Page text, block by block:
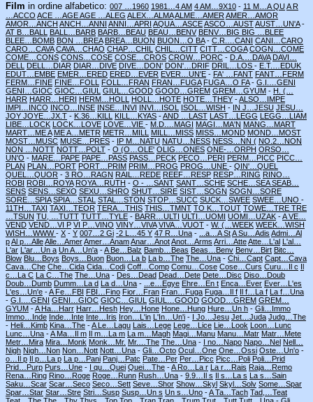
Film in ordine alfabetico: 007 …1960 1981…4 AM 4 AM…9X10 - 11 M…A QUA R
…ACCO ACE …AGEAGE …ALEG ALEX…ALMAALME…AMERAMER…AMOR
AMOR…ANCH ANCH…ANNI ANNI…APRI AQUA…ASCEASCO…AUSTAUST…UN'A-
AT B…BALL BALL…BARB BARB…BEAU BEAU…BENV BENV…BIG BIG …BLEE
BLEE…BOMB BON …BREA BREA…BUON BUON…O BA- C.R.…CANI CANI…CARO
CARO…CAVA CAVA…CHAO CHAP…CHIL CHIL…CITT CITT…COGA COGN…COME
COME…CONS CONS…COSE COSE…CROS CROW…PORC - D.A.…DAVA DAVI…
DELL DELL…DIAR DIAR…DIVE DIVE…DON' DON'…DRIF DRIL…LOS - E.T.…EDUK
EDUT…EMBE EMER…ERED ERED…EVER EVER…UN'E - FA' …FANT FANT…FERM
FERM…FINE FINE…FOLL FOLL…FRAN FRAN…FUGA FUGA…O FA- G.I.…GENI
GENI…GIOC GIOC…GIUL GIUL…GOOD GOOD…GREM GREM…GYUM - H. (…
HARR HARR…HERI HERM…HOLL HOLL…HOTE HOTE…THEY -ALSO…IMPE
IMPI…INCO INCO…INSE INSE…INVI INVI…ISOL ISOL…WISH - IN J…JESU JESU…
JOY JOYE…JX.T - K.36…KILL KILL…KYAS -AND …LAST LAST…LEGG LEGG…LIAM
LIBE…LOCK LOCK…LOVE LOVE…VIE - M.D.…MAGI MAGI…MA'N MANG…MART
MART…ME A ME A…METR METR…MILL MILL…MISS MISS…MOND MOND…MOST
MOST…MUSC MUSE…PRES - IP M…NATU NATU…NESS NESS…NN ( NO.2…NON
NON …NOTT NOTT…POLT - O (O…OLE' OLIG…ONES ONE-…ORPH ORSO…
UN'O - MARE…PAPE PAPE…PASS PASS…PECK PECO…PERI PERM…PICC PICC…
PLAN PLAN…PORT PORT…PRIM PRIM…PROG PROG…UNE - QIN'…QUEL
QUEL…QUOR - 3 RO…RAGN RAIL…REDE REEF…RESP RESP…RING RINO…
ROBI ROBI…ROYA ROYA…RUTH - O - …SANT SANT…SCHE SCHE…SEASEAB…
SENS SENS…SEXO SEXU…SHRO SHUT…SIRE SIST…SOGN SOGN…SORE
SORE…SPIA SPIA…STAL STAL…STON STOP…SUCC SUCK…SWEE SWEE…UNO -
11TH…TAXI TAXI…TEOR TERA…THIS THIS…TMNT TO K…TOUT TOWE…TRE TRE
…TSUN TU, …TUTT TUTT…TYLE - BARR…ULTI ULTI…UOMI UOMI…UZAK -A VE…
VEND VEND…VI P VI P…VINO VINY…VIVA VIVA…VUOT - W. (…WEEK WEEK…WISH
WISH…WWW- X - Y 007…2 Gi -2 L…45 Y 47 R…Una - ...a…A StA Su…Adis Admi…Al
pAl p…AlleAlle…AmerAmer…AnamAnar…AnotAnot…Arms Arri…AtteAtte…L'al L'al…
L'ar L'ar…Un a Un A…Un'a -A Be…Balz Bamb…Beas Beas…Benv Benv…Birt Bitc…
Blow Blu…Boys Boys…Buon Buon…La b La b…The The…Una - Chi…Capt Capt…Cava
Cava…Che Che…Cida Cida…Codi Coff…Comp Comu…Cose Cose…Curs Curu…Il c Il
c…La C La C…The The…Una - Des…Dead Dead…Dete Dete…Disc Diso…Doub
Doub…Dumb Dumm…La d La d…Una - ...e…Egye Ehre…En t Enca…Ever Ever…L'es
L'es…Un'e -A Fe…FBI FBI…Fino Fior…Fran Fran…Fuga Fuga…Il f Il f…La f La f…Una
- G.I.…GENI GENI…GIOC GIOC…GIUL GIUL…GOOD GOOD…GREM GREM…
GYUM -A Ha…Harr Harr…Hesh Hey…Hone Hone…Hung Hure…Un h - Gli…Immo
Immo…Inde Inde…Inte Inte…Iris Iron…L'in L'In…Un'i - I Jo…Jesu Jet…Juda Judg…The
- Heli…Kimb Kina…The -A Le…Lagu Lais…Lege Lege…Lice Lie…Look Loon…Lunc
Lunc…Una -A Ma…Il m Il m…La m La m…Magh Magi…Manu Manu…Matr Matr…Mete
Metr…Mira Mira…Monk Monk…Mr. Mr.…The The…Una - I no…Napo Napo…Nel Nell…
Nigh Nigh…Non Non…Nott Nott…Una - Gli…Octo Ocul…One One…Ossi Oste…Un'o -
o…Il p Il p…La p La p…Pani Panj…Patc Pate…Per Per…Picc Picc…Poli Poli…Prid
Prid…Purp Purs…Une - I qu…Quei Quei…The -A Ro…La r La r…Rais Raja…Remo
Rena…Ring Rino…Roge Roge…Runn Rush…Una - 9.9…Il s Il s…La s La s…Sain
Saku…Scar Scar…Seco Seco…Sett Seve…Shor Show…Skyl Skyl…Solv Some…Spar
Spar…Star Star…Stre Stri…Susp Susp…Un s Un s…Uno -A Ta…Tach Tad,…Teat